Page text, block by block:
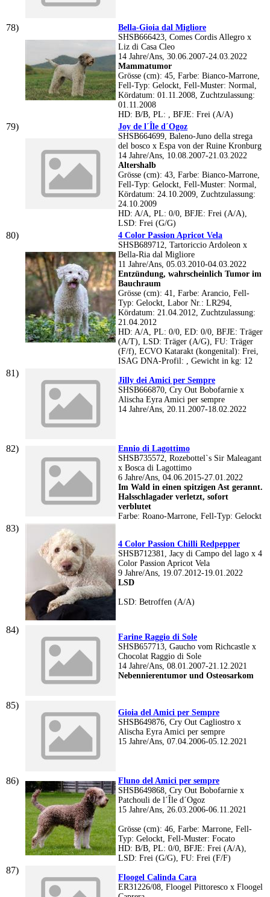
Bella-Gioia dal Migliore
SHSB666423, Comes Cordis Allegro x
Liz di Casa Cleo
14 Jahre/Ans, 30.06.2007-24.03.2022
Mammatumor
Grösse (cm): 45, Farbe: Bianco-Marrone,
Fell-Typ: Gelockt, Fell-Muster: Normal,
Kördatum: 01.11.2008, Zuchtzulassung:
01.11.2008
HD: B/B, PL: , BFJE: Frei (A/A)
Joy de l´Île d´Ogoz
SHSB664699, Baleno-Juno della strega
del bosco x Espa von der Ruine Kronburg
14 Jahre/Ans, 10.08.2007-21.03.2022
Altershalb
Grösse (cm): 43, Farbe: Bianco-Marrone,
Fell-Typ: Gelockt, Fell-Muster: Normal,
Kördatum: 24.10.2009, Zuchtzulassung:
24.10.2009
HD: A/A, PL: 0/0, BFJE: Frei (A/A),
LSD: Frei (G/G)
4 Color Passion Apricot Vela
SHSB689712, Tartoriccio Ardoleon x
Bella-Ria dal Migliore
11 Jahre/Ans, 05.03.2010-04.03.2022
Entzündung, wahrscheinlich Tumor im
Bauchraum
Grösse (cm): 41, Farbe: Arancio, Fell-
Typ: Gelockt, Labor Nr.: LR294,
Kördatum: 21.04.2012, Zuchtzulassung:
21.04.2012
HD: A/A, PL: 0/0, ED: 0/0, BFJE: Träger
(A/T), LSD: Träger (A/G), FU: Träger
(F/f), ECVO Katarakt (kongenital): Frei,
ISAG DNA-Profil: , Gewicht in kg: 12
Jilly dei Amici per Sempre
SHSB666870, Cry Out Bobofarnie x
Alischa Eyra Amici per sempre
14 Jahre/Ans, 20.11.2007-18.02.2022
Ennio di Lagottimo
SHSB735572, Rozebottel`s Sir Maleagant
x Bosca di Lagottimo
6 Jahre/Ans, 04.06.2015-27.01.2022
Im Wald in einen spitzigen Ast gerannt.
Halsschlagader verletzt, sofort
verblutet
Farbe: Roano-Marrone, Fell-Typ: Gelockt
4 Color Passion Chilli Redpepper
SHSB712381, Jacy di Campo del lago x 4
Color Passion Apricot Vela
9 Jahre/Ans, 19.07.2012-19.01.2022
LSD
LSD: Betroffen (A/A)
Farine Raggio di Sole
SHSB657713, Gaucho vom Richcastle x
Chocolat Raggio di Sole
14 Jahre/Ans, 08.01.2007-21.12.2021
Nebennierentumor und Osteosarkom
Gioia del Amici per Sempre
SHSB649876, Cry Out Cagliostro x
Alischa Eyra Amici per sempre
15 Jahre/Ans, 07.04.2006-05.12.2021
Fluno del Amici per sempre
SHSB649868, Cry Out Bobofarnie x
Patchouli de l´Île d´Ogoz
15 Jahre/Ans, 26.03.2006-06.11.2021
Grösse (cm): 46, Farbe: Marrone, Fell-
Typ: Gelockt, Fell-Muster: Focato
HD: B/B, PL: 0/0, BFJE: Frei (A/A),
LSD: Frei (G/G), FU: Frei (F/F)
Floogel Calinda Cara
ER31226/08, Floogel Pittoresco x Floogel